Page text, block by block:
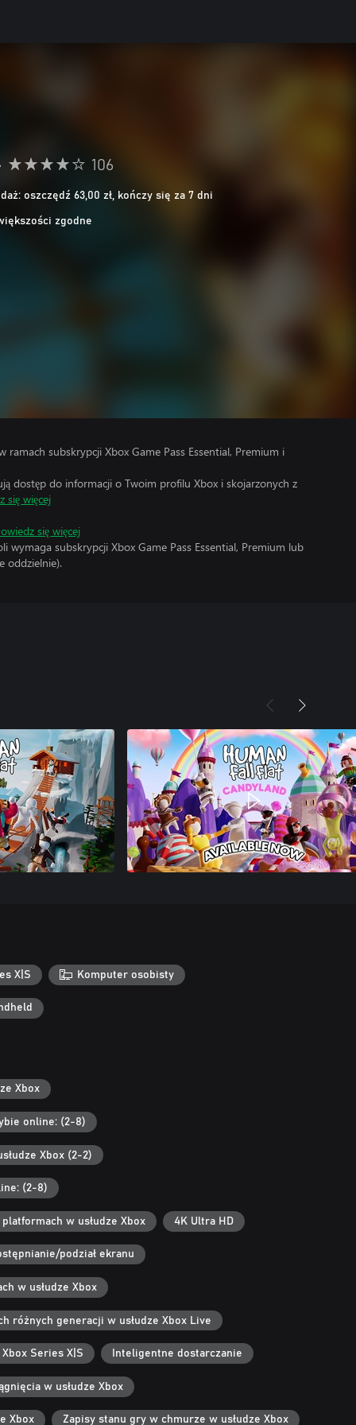
106
oszczędź 63,00 zł, kończy się za 7 dni
zgodne
ramach subskrypcji Xbox Game Pass Essential, Premium i
dostęp do informacji o Twoim profilu Xbox i skojarzonych z
się więcej
się więcej
wymaga subskrypcji Xbox Game Pass Essential, Premium lub
oddzielnie).
X|S Komputer osobisty
Xbox
online: (2-8)
Xbox (2-2)
(2-8)
w usłudze Xbox 4K Ultra HD
podział ekranu
w usłudze Xbox
różnych generacji w usłudze Xbox Live
Series X|S Inteligentne dostarczanie
w usłudze Xbox
Xbox Zapisy stanu gry w chmurze w usłudze Xbox